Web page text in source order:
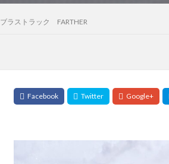
ブラストラック FARTHER